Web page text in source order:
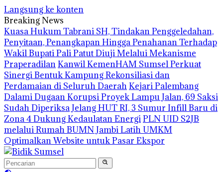
Langsung ke konten
Breaking News
‎Kuasa Hukum Tabrani SH, Tindakan Penggeledahan,
Penyitaan, Penangkapan Hingga Penahanan Terhadap
Wakil Bupati Pali Patut Diuji Melalui Mekanisme
PraperadilanKanwil KemenHAM Sumsel Perkuat
Sinergi Bentuk Kampung Rekonsiliasi dan
Perdamaian di Seluruh DaerahKejari Palembang
Dalami Dugaan Korupsi Proyek Lampu Jalan, 69 Saksi
Sudah DiperiksaJelang HUT RI, 3 Sumur Infill Baru di
Zona 4 Dukung Kedaulatan EnergiPLN UID S2JB
melalui Rumah BUMN Jambi Latih UMKM
Optimalkan Website untuk Pasar Ekspor